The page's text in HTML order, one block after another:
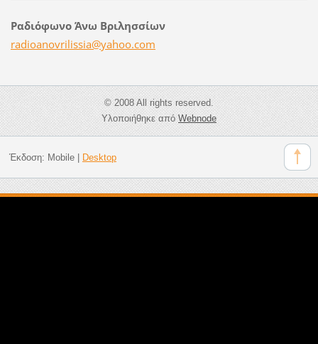
Ραδιόφωνο Άνω Βριλησσίων
radioanovrilissia@yahoo.com
© 2008 All rights reserved.
Υλοποιήθηκε απόWebnode
Έκδοση: Mobile| Desktop